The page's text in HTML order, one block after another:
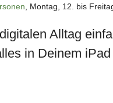
, Montag, 12. bis
Alltag
in Deinem